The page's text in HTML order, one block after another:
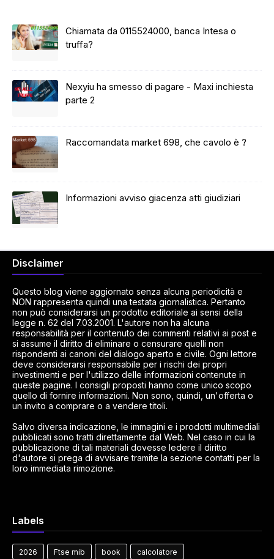
Chiamata da 0115524000, banca Intesa o
truffa?
Nexyiu ha smesso di pagare - Maxi inchiesta
parte 2
Raccomandata market 698, che cavolo è ?
Informazioni avviso giacenza atti giudiziari
Disclaimer
Questo blog viene aggiornato senza alcuna periodicità e
NON rappresenta quindi una testata giornalistica. Pertanto
non può considerarsi un prodotto editoriale ai sensi della
legge n. 62 del 7.03.2001. L'autore non ha alcuna
responsabilità per il contenuto dei commenti relativi ai post e
si assume il diritto di eliminare o censurare quelli non
rispondenti ai canoni del dialogo aperto e civile. Ogni lettore
deve considerarsi responsabile per i rischi dei propri
investimenti e per l'utilizzo delle informazioni contenute in
queste pagine. I consigli proposti hanno come unico scopo
quello di fornire informazioni. Non sono, quindi, un'offerta o
un invito a comprare o a vendere titoli.
Salvo diversa indicazione, le immagini e i prodotti multimediali
pubblicati sono tratti direttamente dal Web. Nel caso in cui la
pubblicazione di tali materiali dovesse ledere il diritto
d'autore si prega di avvisare tramite la sezione contatti per la
loro immediata rimozione.
Labels
2026 Ftse mib book calcolatore